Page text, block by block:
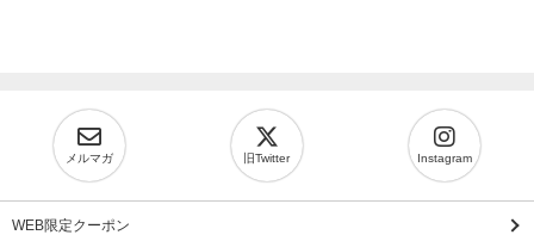
メルマガ 旧Twitter Instagram
WEB限定クーポン